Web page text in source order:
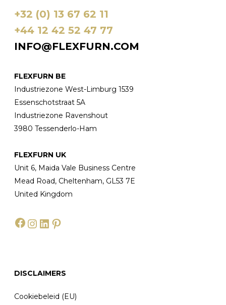
+32 (0) 13 67 62 11
+44 12 42 52 47 77
INFO@FLEXFURN.COM
FLEXFURN BE
Industriezone West-Limburg 1539
Essenschotstraat 5A
Industriezone Ravenshout
3980 Tessenderlo-Ham
FLEXFURN UK
Unit 6, Maida Vale Business Centre
Mead Road, Cheltenham, GL53 7E
United Kingdom
Facebook
Instagram
LinkedIn
DISCLAIMERS
Cookiebeleid (EU)